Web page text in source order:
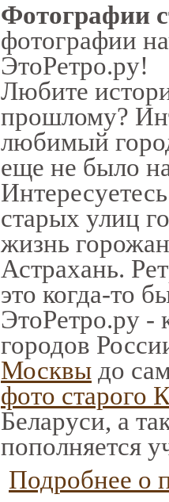
Фотографии
фотографии
ЭтоРетро.ру!
Любите
прошлому?
любимый
еще не было
старых улиц
жизнь
Астрахань.
это когда-то
ЭтоРетро.ру -
городов
Москвы до
фото старого
Беларуси, а
пополняется
Подробнее о